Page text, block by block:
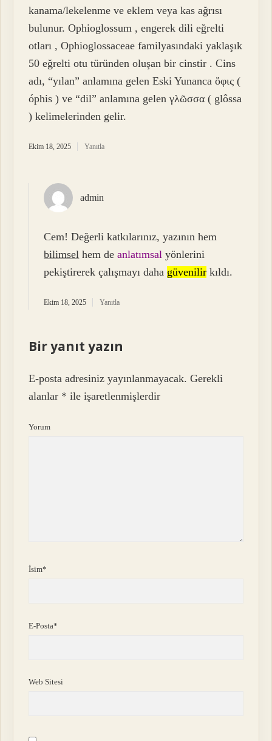
kanama/lekelenme ve eklem veya kas ağrısı
bulunur. Ophioglossum , engerek dili eğrelti
otları , Ophioglossaceae familyasındaki yaklaşık
50 eğrelti otu türünden oluşan bir cinstir . Cins
adı, “yılan” anlamına gelen Eski Yunanca ὄφις (
óphis ) ve “dil” anlamına gelen γλῶσσα ( glôssa
) kelimelerinden gelir.
Ekim 18, 2025 Yanıtla
admin
Cem! Değerli katkılarınız, yazının hem
bilimsel hem deanlatımsal yönlerini
pekiştirerek çalışmayı daha güvenilir kıldı.
Ekim 18, 2025 Yanıtla
Bir yanıt yazın
E-posta adresiniz yayınlanmayacak. Gerekli
alanlar * ile işaretlenmişlerdir
Yorum
İsim*
E-Posta*
Web Sitesi